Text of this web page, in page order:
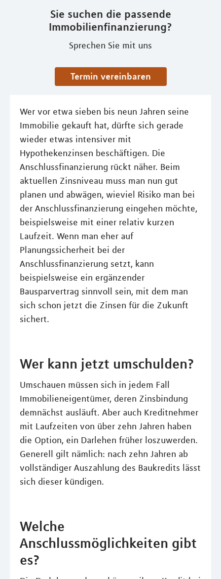
Sie suchen die passende
Immobilienfinanzierung?
Sprechen Sie mit uns
Termin vereinbaren
Wer vor etwa sieben bis neun Jahren seine
Immobilie gekauft hat, dürfte sich gerade
wieder etwas intensiver mit
Hypothekenzinsen beschäftigen. Die
Anschlussﬁnanzierung rückt näher. Beim
aktuellen Zinsniveau muss man nun gut
planen und abwägen, wieviel Risiko man bei
der Anschlussfinanzierung eingehen möchte,
beispielsweise mit einer relativ kurzen
Laufzeit. Wenn man eher auf
Planungssicherheit bei der
Anschlussfinanzierung setzt, kann
beispielsweise ein ergänzender
Bausparvertrag sinnvoll sein, mit dem man
sich schon jetzt die Zinsen für die Zukunft
sichert.
Wer kann jetzt umschulden?
Umschauen müssen sich in jedem Fall
Immobilieneigentümer, deren Zinsbindung
demnächst ausläuft. Aber auch Kreditnehmer
mit Laufzeiten von über zehn Jahren haben
die Option, ein Darlehen früher loszuwerden.
Generell gilt nämlich: nach zehn Jahren ab
vollständiger Auszahlung des Baukredits lässt
sich dieser kündigen.
Welche
Anschlussmöglichkeiten gibt
es?